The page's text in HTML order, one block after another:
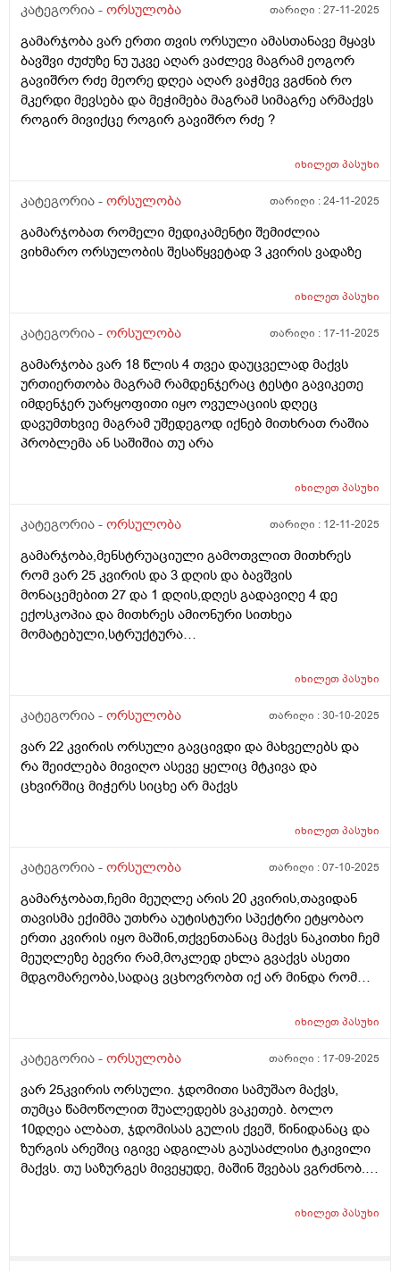
კატეგორია - ორსულობა თარიღი :27-11-2025
გამარჯობა ვარ ერთი თვის ორსული ამასთანავე მყავს
ბავშვი ძუძუზე ნუ უკვე აღარ ვაძლევ მაგრამ ეოგორ
გავიშრო რძე მეორე დღეა აღარ ვაჭმევ ვგძნიბ რო
მკერდი მევსება და მეჭიმება მაგრამ სიმაგრე არმაქვს
როგირ მივიქცე როგირ გავიშრო რძე ?
იხილეთპასუხი
კატეგორია - ორსულობა თარიღი :24-11-2025
გამარჯობათ რომელი მედიკამენტი შემიძლია
ვიხმარო ორსულობის შესაწყვეტად 3 კვირის ვადაზე
იხილეთპასუხი
კატეგორია - ორსულობა თარიღი : 17-11-2025
გამარჯობა ვარ 18 წლის 4 თვეა დაუცველად მაქვს
ურთიერთობა მაგრამ რამდენჯერაც ტესტი გავიკეთე
იმდენჯერ უარყოფითი იყო ოვულაციის დღეც
დავუმთხვიე მაგრამ უშედეგოდ იქნებ მითხრათ რაშია
პრობლემა ან საშიშია თუ არა
იხილეთპასუხი
კატეგორია - ორსულობა თარიღი : 12-11-2025
გამარჯობა,მენსტრუაციული გამოთვლით მითხრეს
რომ ვარ 25 კვირის და 3 დღის და ბავშვის
მონაცემებით 27 და 1 დღის,დღეს გადავიღე 4 დე
ექოსკოპია და მითხრეს ამიონური სითხეა
მომატებული,სტრუქტურა
ნაადრევი მშობიარობის,მაქვს ამ ბოლოს წელის
და ხაჭოსებრი გამონადენი,ნაცხის ანალიზმა კანდიდა
იხილეთპასუხი
კატეგორია - ორსულობა თარიღი :30-10-2025
ვარ 22 კვირის ორსული გავცივდი და მახველებს და
რა შეიძლება მივიღო ასევე ყელიც მტკივა და
ცხვირშიც მიჭერს სიცხე არ მაქვს
იხილეთპასუხი
კატეგორია - ორსულობა თარიღი :07-10-2025
გამარჯობათ,ჩემი მეუღლე არის 20 კვირის,თავიდან
თავისმა ექიმმა უთხრა აუტისტური სპექტრი ეტყობაო
ერთი კვირის იყო მაშინ,თქვენთანაც მაქვს ნაკითხი ჩემ
მეუღლეზე ბევრი რამ,მოკლედ ეხლა გვაქვს ასეთი
მდგომარეობა,სადაც ვცხოვრობთ იქ არ მინდა რომ
მკურნალობდა ჩემი მეუღლე ძალიან გაკვირვებული
იყოს,ორსულობა მიდის ძალიან
კარგად,გემახსოვრებით ალბათ მარიხუანას
მომხმარებელი ვიყავი და გვეშინოდა ბავშვის
ჯანმრთელობის მხრივ.თქვენ კი აგვიხსენით რომ
მარიხუანა ხელა უშლის ჩასახვას და არა ჩასახულ
იქნევაო,მოკლედ არვიცი ყველას ინდივიდუალური
იხილეთპასუხი
კატეგორია - ორსულობა თარიღი : 17-09-2025
ვარ 25კვირის ორსული. ჯდომითი სამუშაო მაქვს,
თუმცა წამოწოლით შუალედებს ვაკეთებ. ბოლო
10დღეა ალბათ, ჯდომისას გულის ქვეშ, წინიდანაც და
ზურგის არეშიც იგივე ადგილას გაუსაძლისი ტკივილი
მაქვს. თუ საზურგეს მივეყუდე, მაშინ შვებას ვგრძნობ.
იხილეთპასუხი